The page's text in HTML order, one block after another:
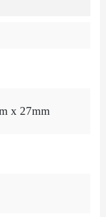
x 27mm